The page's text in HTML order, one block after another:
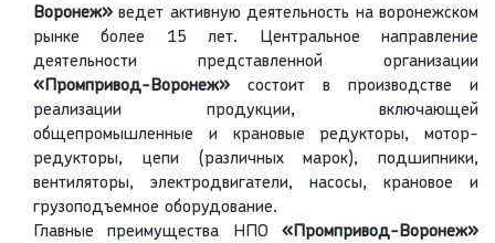
Воронеж» ведет активную деятельность на воронежском
рынке более 15 лет. Центральное направление
деятельности представленной организации
«Промпривод-Воронеж» состоит в производстве и
реализации продукции, включающей
общепромышленные и крановые редукторы, мотор-
редукторы, цепи (различных марок), подшипники,
вентиляторы, электродвигатели, насосы, крановое и
грузоподъемное оборудование.
Главные преимущества НПО «Промпривод-Воронеж»